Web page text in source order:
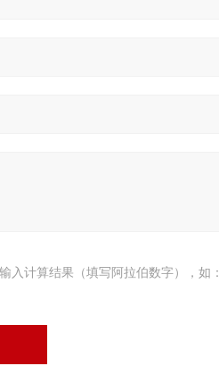
入计算结果（填写阿拉伯数字），如